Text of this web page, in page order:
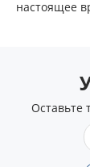
настоящее
Оставьте